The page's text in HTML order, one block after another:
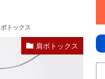
ボトックス
肩ボトックス